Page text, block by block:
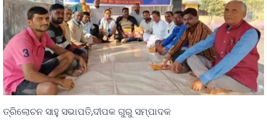
ତ୍ରିଲୋଚନ ସାହୁ ସଭାପତି,ଦୀପକ ଗୁରୁ ସମ୍ପାଦକ